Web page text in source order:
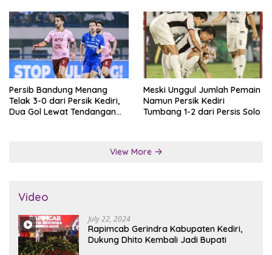
Persib Bandung Menang
Telak 3-0 dari Persik Kediri,
Dua Gol Lewat Tendangan
Meski Unggul Jumlah Pemain
Namun Persik Kediri
Tumbang 1-2 dari Persis Solo
View More
Video
July 22, 2024
Rapimcab Gerindra Kabupaten Kediri,
Dukung Dhito Kembali Jadi Bupati